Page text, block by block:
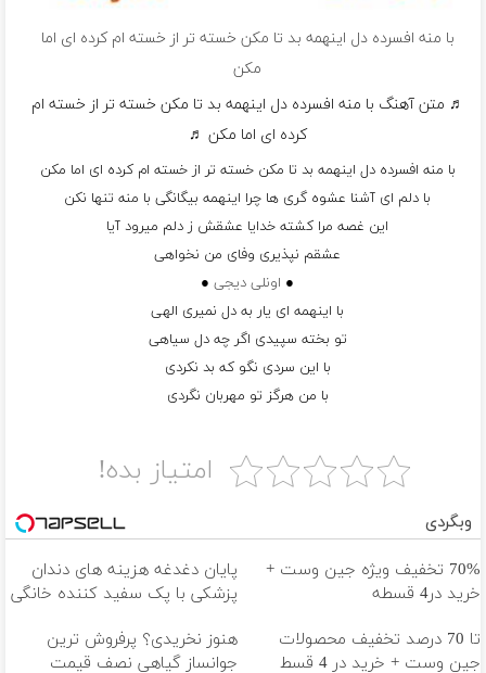
با منه افسرده دل اینهمه بد تا مکن خسته تر از خسته ام کرده ای اما
مکن
♬ متن آهنگ با منه افسرده دل اینهمه بد تا مکن خسته تر از خسته ام
کرده ای اما مکن ♬
با منه افسرده دل اینهمه بد تا مکن خسته تر از خسته ام کرده ای اما مکن
با دلم ای آشنا عشوه گری ها چرا اینهمه بیگانگی با منه تنها نکن
این غصه مرا کشته خدایا عشقش ز دلم میرود آیا
عشقم نپذیری وفای من نخواهی
● اونلی دیجی●
با اینهمه ای یار به دل نمیری الهی
تو بخته سپیدی اگر چه دل سیاهی
با این سردی نگو که بد نکردی
با من هرگز تو مهربان نگردی
امتیاز بده!
وبگردی
70% تخفیف ویژه جین وست +
خرید در4 قسطه
پایان دغدغه هزینه های دندان
پزشکی با پک سفید کننده خانگی
تا 70 درصد تخفیف محصولات
جین وست + خرید در 4 قسط
هنوز نخریدی؟ پرفروش ترین
جوانساز گیاهی نصف قیمت